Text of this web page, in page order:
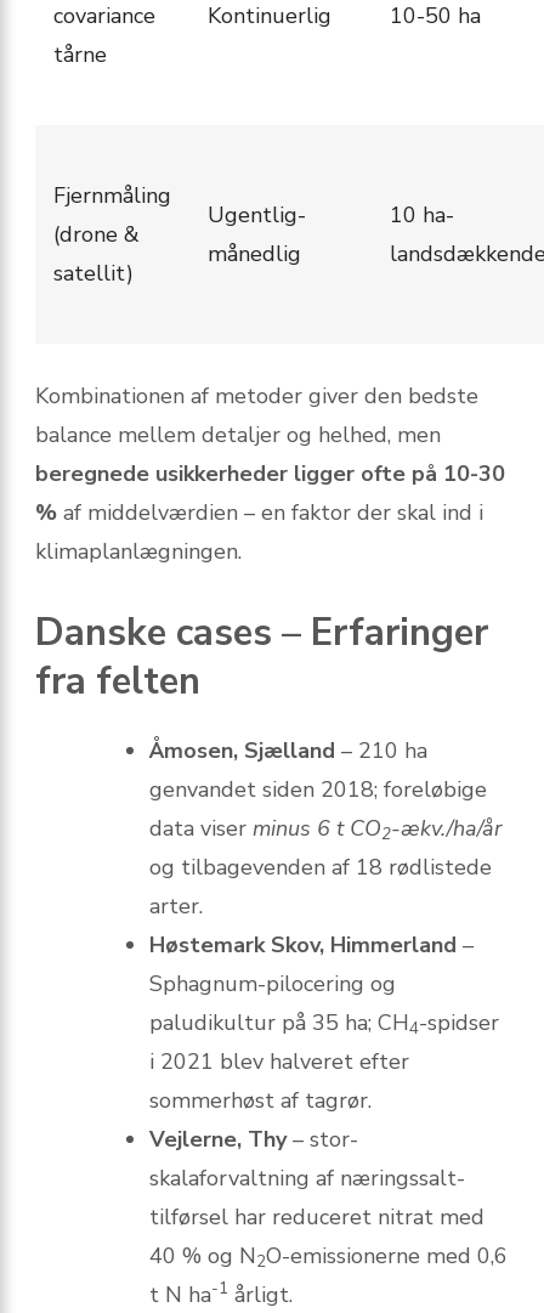
covariance
tårne
Kontinuerlig 10-50 ha
Fjernmåling
(drone &
satellit)
Ugentlig-
månedlig
10 ha-
Kombinationen af metoder giver den bedste
balance mellem detaljer og helhed, men
beregnede usikkerheder ligger ofte på 10-30
% af middelværdien – en faktor der skal ind i
klimaplanlægningen.
Danske cases – Erfaringer
fra felten
Åmosen, Sjælland – 210 ha
genvandet siden 2018; foreløbige
data viser minus 6 t CO2-ækv./ha/år
og tilbagevenden af 18 rødlistede
arter.
Høstemark Skov, Himmerland –
Sphagnum-pilocering og
paludikultur på 35 ha; CH4-spidser
i 2021 blev halveret efter
sommerhøst af tagrør.
Vejlerne, Thy– stor­
skalaforvaltning af næringssalt­
tilførsel har reduceret nitrat med
40 % og N2O-emissionerne med 0,6
t N ha-1 årligt.